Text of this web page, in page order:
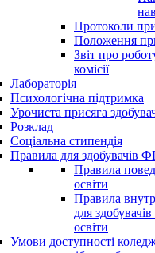
Протоколи
Положення
Звіт про
комісії
Лабораторія
Психологічна підтримка
Урочиста присяга
Розклад
Соціальна стипендія
Правила для здобувачів
Правила
освіти
Правила
для
освіти
Умови доступності